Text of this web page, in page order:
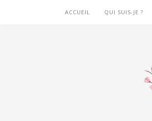
ACCUEIL QUI SUIS-JE ?